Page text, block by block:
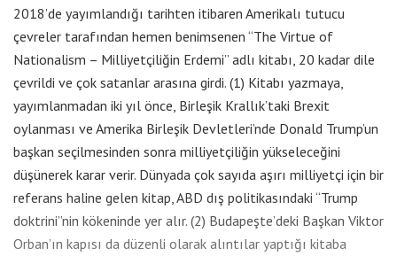
2018’de yayımlandığı tarihten itibaren Amerikalı tutucu
çevreler tarafından hemen benimsenen “The Virtue of
Nationalism – Milliyetçiliğin Erdemi” adlı kitabı, 20 kadar dile
çevrildi ve çok satanlar arasına girdi. (1) Kitabı yazmaya,
yayımlanmadan iki yıl önce, Birleşik Krallık’taki Brexit
oylanması ve Amerika Birleşik Devletleri’nde Donald Trump’un
başkan seçilmesinden sonra milliyetçiliğin yükseleceğini
düşünerek karar verir. Dünyada çok sayıda aşırı milliyetçi için bir
referans haline gelen kitap, ABD dış politikasındaki “Trump
doktrini”nin kökeninde yer alır. (2) Budapeşte’deki Başkan Viktor
Orban’ın kapısı da düzenli olarak alıntılar yaptığı kitaba